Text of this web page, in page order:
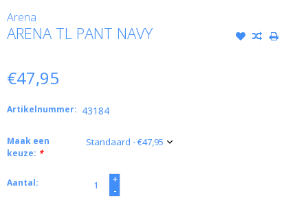
Arena
ARENA TL PANT NAVY
€47,95
Artikelnummer: 43184
Maak een
keuze: *
Aantal:
+
-